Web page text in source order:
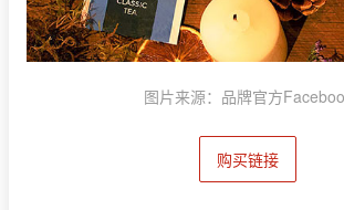
图片来源：品牌官方
购买链接